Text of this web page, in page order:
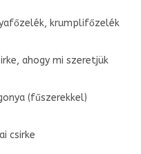
krumplifőzelék
ahogy mi szeretjük
(fűszerekkel)
csirke